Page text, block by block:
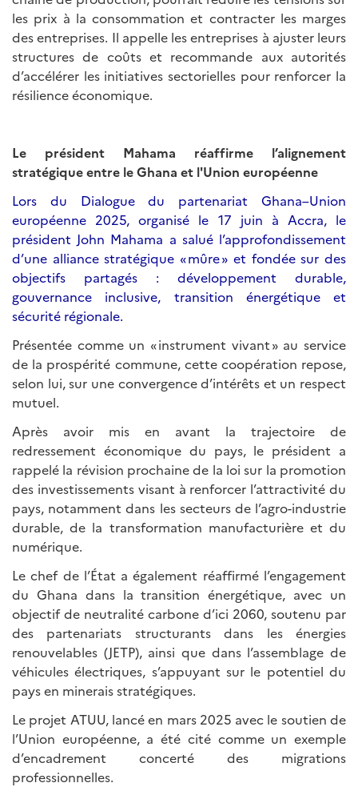
les prix à la consommation et contracter les marges
des entreprises. Il appelle les entreprises à ajuster leurs
structures de coûts et recommande aux autorités
d’accélérer les initiatives sectorielles pour renforcer la
résilience économique.
Le président Mahama réaffirme l’alignement
stratégique entre le Ghana et l'Union européenne
Lors du Dialogue du partenariat Ghana–Union
européenne 2025, organisé le 17 juin à Accra, le
président John Mahama a salué l’approfondissement
d’une alliance stratégique « mûre » et fondée sur des
objectifs partagés : développement durable,
gouvernance inclusive, transition énergétique et
sécurité régionale.
Présentée comme un « instrument vivant » au service
de la prospérité commune, cette coopération repose,
selon lui, sur une convergence d’intérêts et un respect
mutuel.
Après avoir mis en avant la trajectoire de
redressement économique du pays, le président a
rappelé la révision prochaine de la loi sur la promotion
des investissements visant à renforcer l’attractivité du
pays, notamment dans les secteurs de l’agro-industrie
durable, de la transformation manufacturière et du
numérique.
Le chef de l’État a également réaffirmé l’engagement
du Ghana dans la transition énergétique, avec un
objectif de neutralité carbone d’ici 2060, soutenu par
des partenariats structurants dans les énergies
renouvelables (JETP), ainsi que dans l’assemblage de
véhicules électriques, s’appuyant sur le potentiel du
pays en minerais stratégiques.
Le projet ATUU, lancé en mars 2025 avec le soutien de
l’Union européenne, a été cité comme un exemple
d’encadrement concerté des migrations
professionnelles.